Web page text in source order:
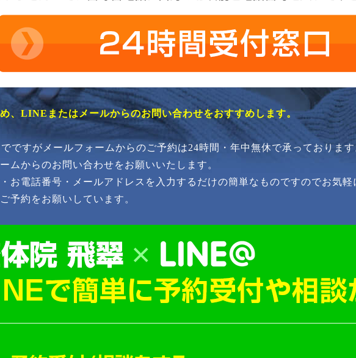
、LINEまたはメールからのお問い合わせをおすすめします。
ですがメールフォームからのご予約は24時間・年中無休で承っておりま
ムからのお問い合わせをお願いいたします。
お電話番号・メールアドレスを入力するだけの簡単なものですのでお気
予約をお願いしています。